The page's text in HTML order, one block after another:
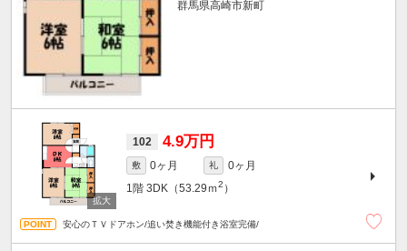
群馬県高崎市新町
102 4.9万円
敷 0ヶ月 礼
0ヶ月
1階 3DK（53.29ｍ2 ）
安心のＴＶドアホン/追い焚き機能付き浴室完備/